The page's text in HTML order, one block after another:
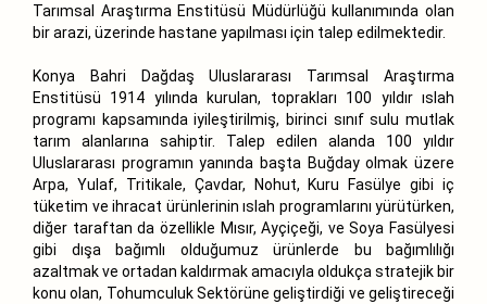
Tarımsal Araştırma Enstitüsü Müdürlüğü kullanımında olan
bir arazi, üzerinde hastane yapılması için talep edilmektedir.
Konya Bahri Dağdaş Uluslararası Tarımsal Araştırma
Enstitüsü 1914 yılında kurulan, toprakları 100 yıldır ıslah
programı kapsamında iyileştirilmiş, birinci sınıf sulu mutlak
tarım alanlarına sahiptir. Talep edilen alanda 100 yıldır
Uluslararası programın yanında başta Buğday olmak üzere
Arpa, Yulaf, Tritikale, Çavdar, Nohut, Kuru Fasülye gibi iç
tüketim ve ihracat ürünlerinin ıslah programlarını yürütürken,
diğer taraftan da özellikle Mısır, Ayçiçeği, ve Soya Fasülyesi
gibi dışa bağımlı olduğumuz ürünlerde bu bağımlılığı
azaltmak ve ortadan kaldırmak amacıyla oldukça stratejik bir
konu olan, Tohumculuk Sektörüne geliştirdiği ve geliştireceği